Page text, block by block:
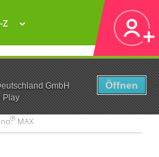
GmbH
Play
Öffnen
Z
® MAX